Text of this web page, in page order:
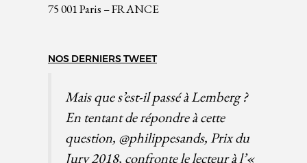
75 001 Paris – FRANCE
NOS DERNIERS TWEET
Mais que s’est-il passé à Lemberg ?
En tentant de répondre à cette
question, @philippesands, Prix du
Jury 2018, confronte le lecteur à l’«